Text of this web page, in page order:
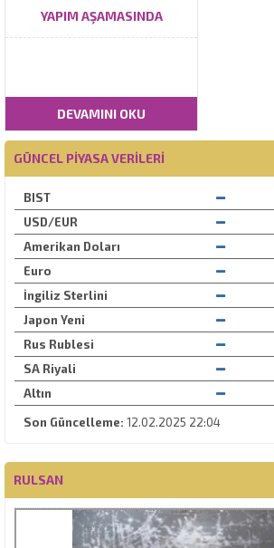
YAPIM AŞAMASINDA
DEVAMINI OKU
GÜNCEL PIYASA VERILERI
BIST
USD/EUR
Amerikan Doları
Euro
İngiliz Sterlini
Japon Yeni
Rus Rublesi
SA Riyali
Altın
Son Güncelleme: 12.02.2025 22:04
RULSAN